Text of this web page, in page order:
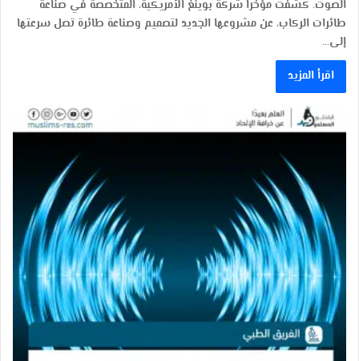
الصوت. كشفت مؤخراً شركة بوينغ الأمريكية، المتخصصة في صناعة
طائرات الركاب، عن مشروعها الجديد لتصميم وصناعة طائرة تصل سرعتها
إلى…
اقرأ المزيد